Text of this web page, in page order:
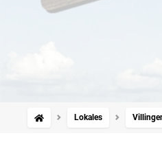
Lokales